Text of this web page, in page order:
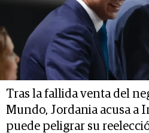
Tras la fallida venta del
Mundo, Jordania acusa a
puede peligrar su